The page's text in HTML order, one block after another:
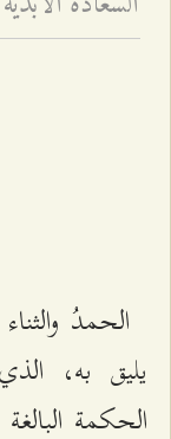
الحمدُ
يليق به،
الحكمة